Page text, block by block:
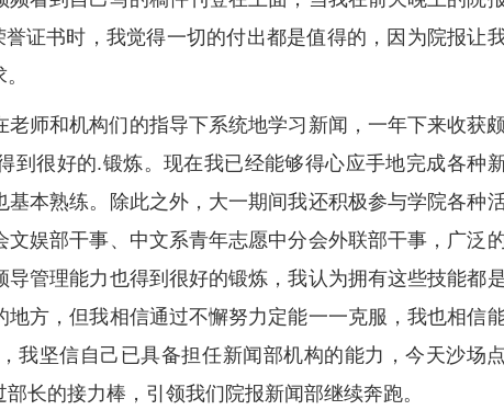
证书时，我觉得一切的付出都是值得的，因为院报让
师和机构们的指导下系统地学习新闻，一年下来收获颇
到很好的.锻炼。现在我已经能够得心应手地完成各种
本熟练。除此之外，大一期间我还积极参与学院各种
娱部干事、中文系青年志愿中分会外联部干事，广泛
管理能力也得到很好的锻炼，我认为拥有这些技能都
方，但我相信通过不懈努力定能一一克服，我也相信
我坚信自己已具备担任新闻部机构的能力，今天沙场点
长的接力棒，引领我们院报新闻部继续奔跑。